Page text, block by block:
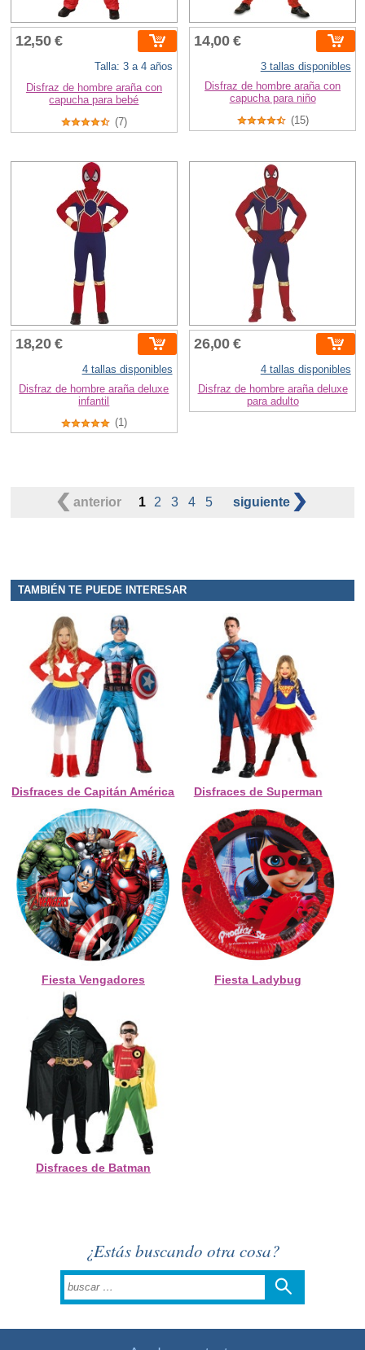
12,50 €
Talla: 3 a 4 años
Disfraz de hombre araña con
capucha para bebé
(7)
14,00 €
3 tallas disponibles
Disfraz de hombre araña con
capucha para niño
(15)
18,20 €
4 tallas disponibles
Disfraz de hombre araña deluxe
infantil
(1)
26,00 €
4 tallas disponibles
Disfraz de hombre araña deluxe
para adulto
anterior 1 2 3 4 5 siguiente
TAMBIÉN TE PUEDE INTERESAR
Disfraces de Capitán América Disfraces de Superman
Fiesta Vengadores Fiesta Ladybug
Disfraces de Batman
¿Estás buscando otra cosa?